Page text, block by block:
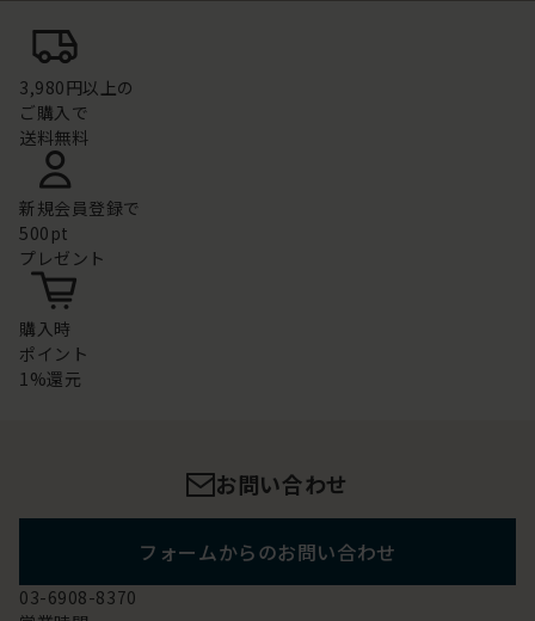
3,980円以上の
ご購入で
送料無料
新規会員登録で
500pt
プレゼント
購入時
ポイント
1%還元
お問い合わせ
フォームからのお問い合わせ
03-6908-8370